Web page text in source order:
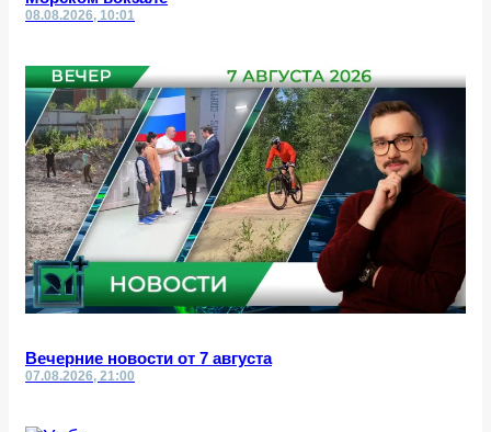
08.08.2026, 10:01
Вечерние новости от 7 августа
07.08.2026, 21:00